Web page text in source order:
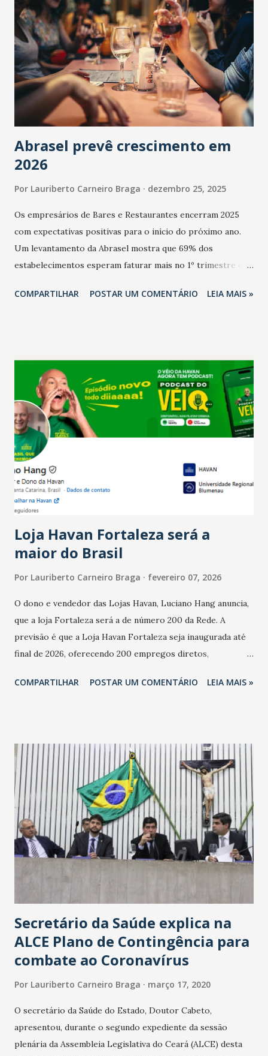
Abrasel prevê crescimento em
2026
Por Lauriberto Carneiro Braga dezembro 25, 2025
Os empresários de Bares e Restaurantes encerram 2025
com expectativas positivas para o início do próximo ano.
Um levantamento da Abrasel mostra que 69% dos
estabelecimentos esperam faturar mais no 1º trimestre de
relação ao último trimestre deste ano, 56% também
confraternizações de fim de ano e pelo pagamento do 13º
Salário para um número maior de trabalhadores, já que o
país tem a menor taxa de desemprego dos anos recentes.
Ainda segundo a Pesquisa, em novembro de 2025, 40% dos
bares e restaurantes operaram com lucro e outros 40%
registraram equilíbrio financeiro. Já o percentual de
estabelecimentos no prejuízo ficou em 19%, pouco abaixo
do observado no mês anterior. Outros 1% não existiam em
novembro. Em relação a outubro, o faturamento também
cresceu. De acordo com a pesquisa, 44% dos n...
COMPARTILHAR POSTAR UM COMENTÁRIO LEIA MAIS »
Loja Havan Fortaleza será a
maior do Brasil
Por Lauriberto Carneiro Braga fevereiro 07, 2026
O dono e vendedor das Lojas Havan, Luciano Hang anuncia,
que a loja Fortaleza será a de número 200 da Rede. A
previsão é que a Loja Havan Fortaleza seja inaugurada até
final de 2026, oferecendo 200 empregos diretos,
Havan Fortaleza ainda não foi anunciada oficialmente, mas
COMPARTILHAR POSTAR UM COMENTÁRIO LEIA MAIS »
Secretário da Saúde explica na
ALCE Plano de Contingência para
combate ao Coronavírus
Por Lauriberto Carneiro Braga março 17, 2020
O secretário da Saúde do Estado, Doutor Cabeto,
apresentou, durante o segundo expediente da sessão
plenária da Assembleia Legislativa do Ceará (ALCE) desta